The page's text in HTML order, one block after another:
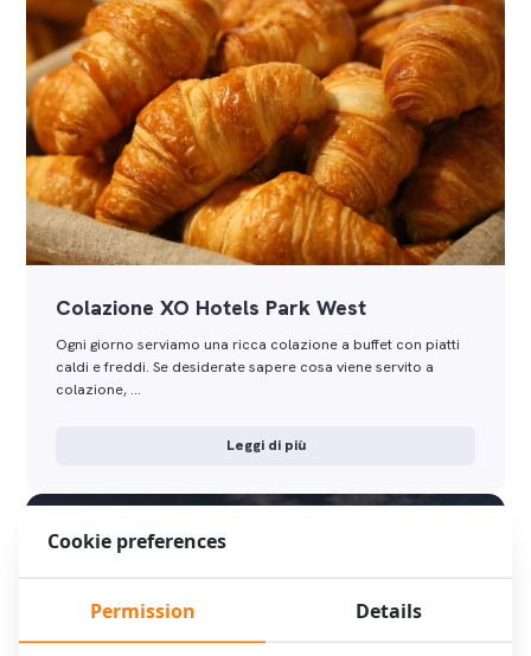
Colazione XO Hotels Park West
Ogni giorno serviamo una ricca colazione a buffet con piatti
caldi e freddi. Se desiderate sapere cosa viene servito a
colazione, …
Leggi di più
Cookie preferences
Permission Details